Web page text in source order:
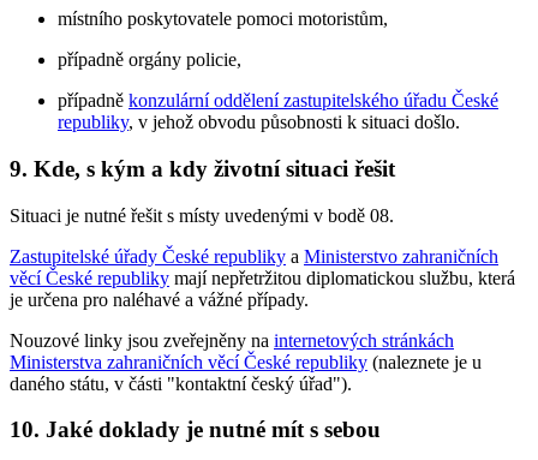
místního poskytovatele pomoci motoristům,
případně orgány policie,
případně konzulární oddělení zastupitelského úřadu České
republiky, v jehož obvodu působnosti k situaci došlo.
9. Kde, s kým a kdy životní situaci řešit
Situaci je nutné řešit s místy uvedenými v bodě 08.
Zastupitelské úřady České republiky a Ministerstvo zahraničních
věcí České republiky mají nepřetržitou diplomatickou službu, která
je určena pro naléhavé a vážné případy.
Nouzové linky jsou zveřejněny na internetových stránkách
Ministerstva zahraničních věcí České republiky (naleznete je u
daného státu, v části "kontaktní český úřad").
10. Jaké doklady je nutné mít s sebou